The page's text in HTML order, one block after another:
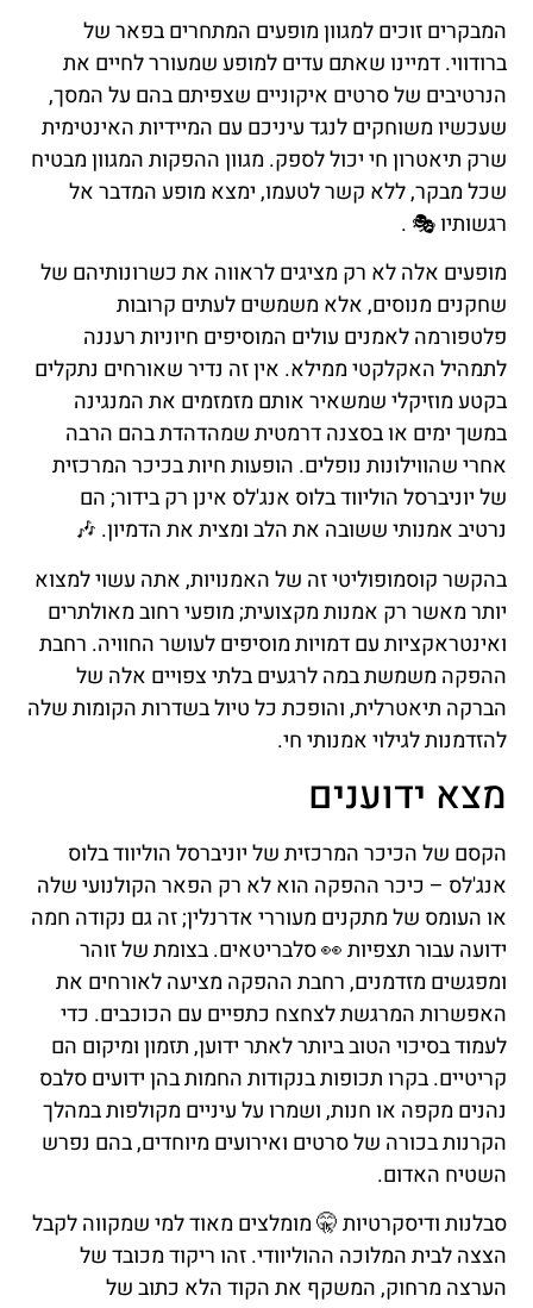
המבקרים זוכים למגוון מופעים המתחרים בפאר של
ברודווי. דמיינו שאתם עדים למופע שמעורר לחיים את
הנרטיבים של סרטים איקוניים שצפיתם בהם על המסך,
שעכשיו משוחקים לנגד עיניכם עם המיידיות האינטימית
שרק תיאטרון חי יכול לספק. מגוון ההפקות המגוון מבטיח
שכל מבקר, ללא קשר לטעמו, ימצא מופע המדבר אל
רגשותיו 🎭 .
מופעים אלה לא רק מציגים לראווה את כשרונותיהם של
שחקנים מנוסים, אלא משמשים לעתים קרובות
פלטפורמה לאמנים עולים המוסיפים חיוניות רעננה
לתמהיל האקלקטי ממילא. אין זה נדיר שאורחים נתקלים
בקטע מוזיקלי שמשאיר אותם מזמזמים את המנגינה
במשך ימים או בסצנה דרמטית שמהדהדת בהם הרבה
אחרי שהווילונות נופלים. הופעות חיות בכיכר המרכזית
של יוניברסל הוליווד בלוס אנג'לס אינן רק בידור; הם
נרטיב אמנותי ששובה את הלב ומצית את הדמיון. 🎶
בהקשר קוסמופוליטי זה של האמנויות, אתה עשוי למצוא
יותר מאשר רק אמנות מקצועית; מופעי רחוב מאולתרים
ואינטראקציות עם דמויות מוסיפים לעושר החוויה. רחבת
ההפקה משמשת במה לרגעים בלתי צפויים אלה של
הברקה תיאטרלית, והופכת כל טיול בשדרות הקומות שלה
להזדמנות לגילוי אמנותי חי.
מצא ידוענים
הקסם של הכיכר המרכזית של יוניברסל הוליווד בלוס
אנג'לס – כיכר ההפקה הוא לא רק הפאר הקולנועי שלה
או העומס של מתקנים מעוררי אדרנלין; זה גם נקודה חמה
ידועה עבור תצפיות 👀 סלבריטאים. בצומת של זוהר
ומפגשים מזדמנים, רחבת ההפקה מציעה לאורחים את
האפשרות המרגשת לצחצח כתפיים עם הכוכבים. כדי
לעמוד בסיכוי הטוב ביותר לאתר ידוען, תזמון ומיקום הם
קריטיים. בקרו תכופות בנקודות החמות בהן ידועים סלבס
נהנים מקפה או חנות, ושמרו על עיניים מקולפות במהלך
הקרנות בכורה של סרטים ואירועים מיוחדים, בהם נפרש
השטיח האדום.
סבלנות ודיסקרטיות 🤫 מומלצים מאוד למי שמקווה לקבל
הצצה לבית המלוכה ההוליוודי. זהו ריקוד מכובד של
הערצה מרחוק, המשקף את הקוד הלא כתוב של